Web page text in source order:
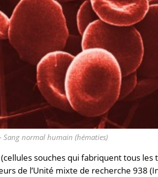
Sang normal humain (hématies)
souches qui fabriquent tous
de l’Unité mixte de recherche 938